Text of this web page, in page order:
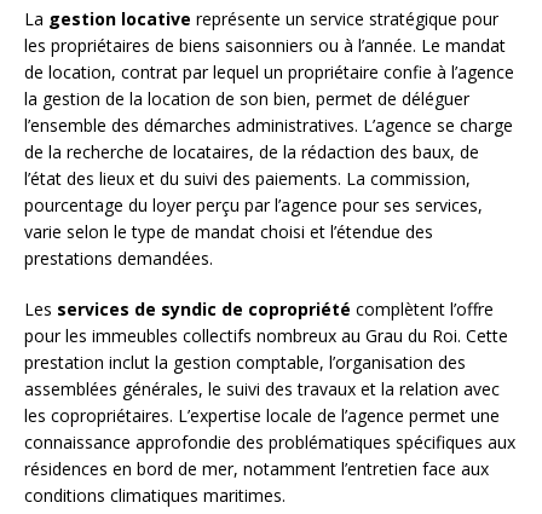
La gestion locative représente un service stratégique pour
les propriétaires de biens saisonniers ou à l’année. Le mandat
de location, contrat par lequel un propriétaire confie à l’agence
la gestion de la location de son bien, permet de déléguer
l’ensemble des démarches administratives. L’agence se charge
de la recherche de locataires, de la rédaction des baux, de
l’état des lieux et du suivi des paiements. La commission,
pourcentage du loyer perçu par l’agence pour ses services,
varie selon le type de mandat choisi et l’étendue des
prestations demandées.
Les services de syndic de copropriété complètent l’offre
pour les immeubles collectifs nombreux au Grau du Roi. Cette
prestation inclut la gestion comptable, l’organisation des
assemblées générales, le suivi des travaux et la relation avec
les copropriétaires. L’expertise locale de l’agence permet une
connaissance approfondie des problématiques spécifiques aux
résidences en bord de mer, notamment l’entretien face aux
conditions climatiques maritimes.